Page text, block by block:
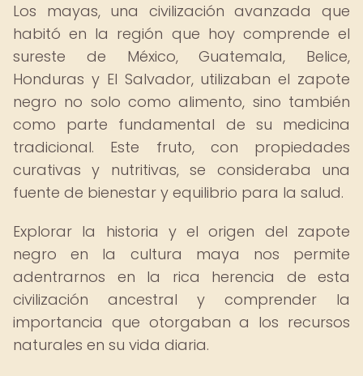
Los mayas, una civilización avanzada que
habitó en la región que hoy comprende el
sureste de México, Guatemala, Belice,
Honduras y El Salvador, utilizaban el zapote
negro no solo como alimento, sino también
como parte fundamental de su medicina
tradicional. Este fruto, con propiedades
curativas y nutritivas, se consideraba una
fuente de bienestar y equilibrio para la salud.
Explorar la historia y el origen del zapote
negro en la cultura maya nos permite
adentrarnos en la rica herencia de esta
civilización ancestral y comprender la
importancia que otorgaban a los recursos
naturales en su vida diaria.